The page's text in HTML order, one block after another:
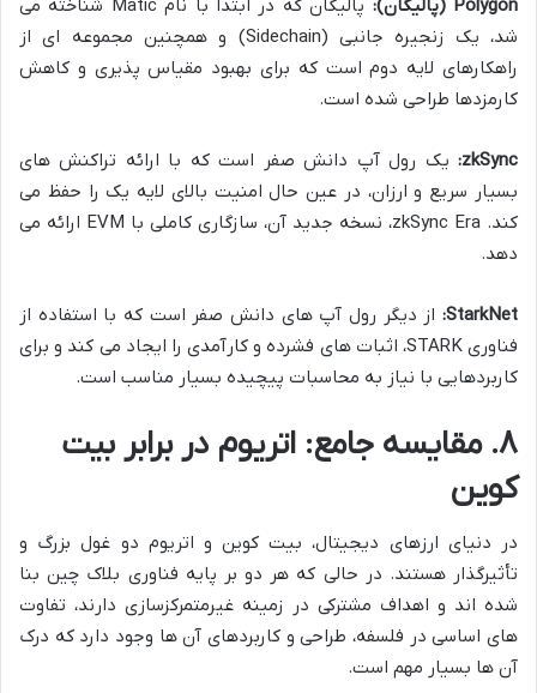
Polygon (پالیگان):
پالیگان که در ابتدا با نام Matic شناخته می
شد، یک زنجیره جانبی (Sidechain) و همچنین مجموعه ای از
راهکارهای لایه دوم است که برای بهبود مقیاس پذیری و کاهش
کارمزدها طراحی شده است.
zkSync: یک رول آپ دانش صفر است که با ارائه تراکنش های
بسیار سریع و ارزان، در عین حال امنیت بالای لایه یک را حفظ می
کند. zkSync Era، نسخه جدید آن، سازگاری کاملی با EVM ارائه می
دهد.
StarkNet: از دیگر رول آپ های دانش صفر است که با استفاده از
فناوری STARK، اثبات های فشرده و کارآمدی را ایجاد می کند و برای
کاربردهایی با نیاز به محاسبات پیچیده بسیار مناسب است.
۸. مقایسه جامع: اتریوم در برابر بیت
کوین
در دنیای ارزهای دیجیتال، بیت کوین و اتریوم دو غول بزرگ و
تأثیرگذار هستند. در حالی که هر دو بر پایه فناوری بلاک چین بنا
شده اند و اهداف مشترکی در زمینه غیرمتمرکزسازی دارند، تفاوت
های اساسی در فلسفه، طراحی و کاربردهای آن ها وجود دارد که درک
آن ها بسیار مهم است.